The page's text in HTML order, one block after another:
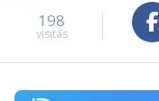
198
visitas